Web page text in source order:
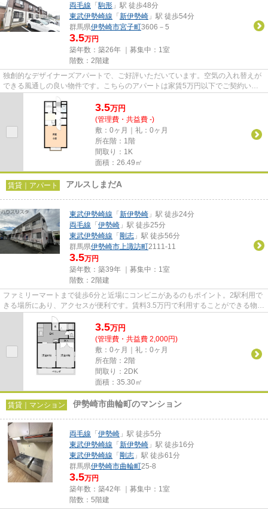
両毛線 「駒形 」駅 徒歩48分
東武伊勢崎線 「 新伊勢崎 」駅 徒歩54分
群馬県伊勢崎市宮子町3606－5
3.5万円
築年数：築26年 ｜募集中： 1室
階数：2階建
独創的なデザイナーズアパートで、ご好評いただいています。空気の入れ替えが
できる風通しの良い物件です。こちらのアパートは家賃5万円以下でご契約いた
だけます。当社イチオシの物件...
3.5万円
(管理費・共益費 -)
敷：0ヶ月｜礼：0ヶ月
所在階：1階
間取り：1K
面積：26.49㎡
賃貸｜アパート アルスしまだA
東武伊勢崎線 「 新伊勢崎 」駅 徒歩24分
両毛線 「 伊勢崎 」駅 徒歩25分
東武伊勢崎線 「 剛志 」駅 徒歩56分
群馬県伊勢崎市上諏訪町2111-11
3.5万円
築年数：築39年 ｜募集中： 1室
階数：2階建
ファミリーマートまで徒歩6分と近場にコンビニがあるのもポイント。2駅利用で
きる場所にあり、アクセスが便利です。賃料3.5万円で利用することができる物件
です。当社イチオシの物件の...
3.5万円
(管理費・共益費 2,000円)
敷：0ヶ月｜礼：0ヶ月
所在階：2階
間取り：2DK
面積：35.30㎡
賃貸｜マンション 伊勢崎市曲輪町のマンション
両毛線 「 伊勢崎 」駅 徒歩5分
東武伊勢崎線 「 新伊勢崎 」駅 徒歩16分
東武伊勢崎線 「 剛志 」駅 徒歩61分
群馬県伊勢崎市曲輪町25-8
3.5万円
築年数：築42年 ｜募集中： 1室
階数：5階建